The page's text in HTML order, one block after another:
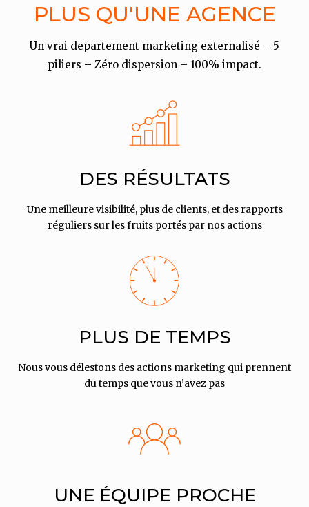
PLUS QU'UNE AGENCE
Un vrai departement marketing externalisé – 5
piliers – Zéro dispersion – 100% impact.
DES RÉSULTATS
Une meilleure visibilité, plus de clients, et des rapports
réguliers sur les fruits portés par nos actions
PLUS DE TEMPS
Nous vous délestons des actions marketing qui prennent
du temps que vous n’avez pas
UNE ÉQUIPE PROCHE